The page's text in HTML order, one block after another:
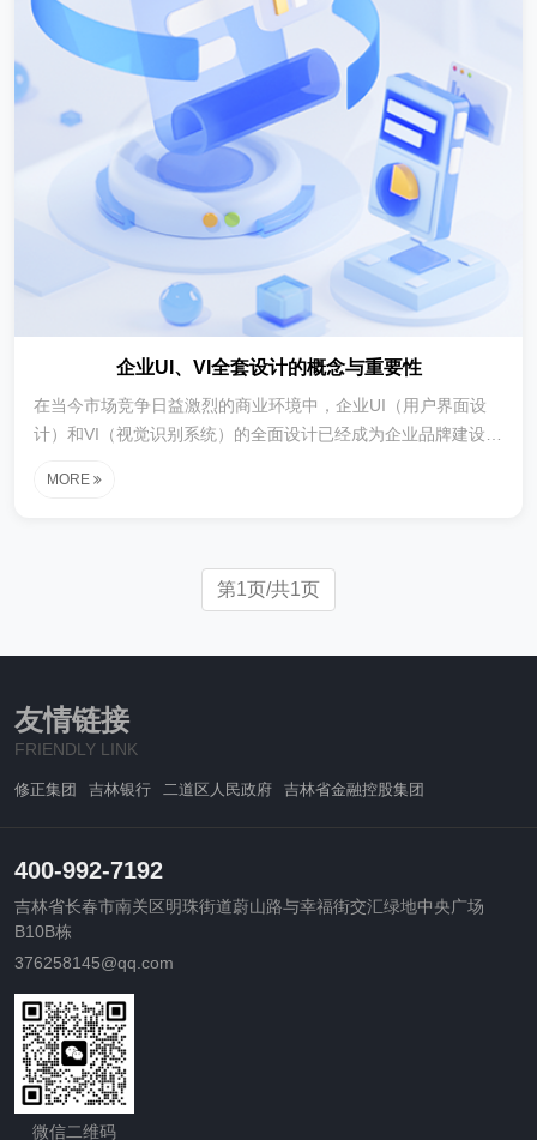
企业UI、VI全套设计的概念与重要性
在当今市场竞争日益激烈的商业环境中，企业UI（用户界面设
计）和VI（视觉识别系统）的全面设计已经成为企业品牌建设和
之间的交互体验，通过精心规划的界面布局、色彩搭配和交互逻
子商务领域，UI设计能够显著提升网站的易用性，从而增加用户
的停留时间和购买转化率。
MORE
第1页/共1页
友情链接
FRIENDLY LINK
修正集团 吉林银行 二道区人民政府 吉林省金融控股集团
400-992-7192
吉林省长春市南关区明珠街道蔚山路与幸福街交汇绿地中央广场
B10B栋
376258145@qq.com
微信二维码